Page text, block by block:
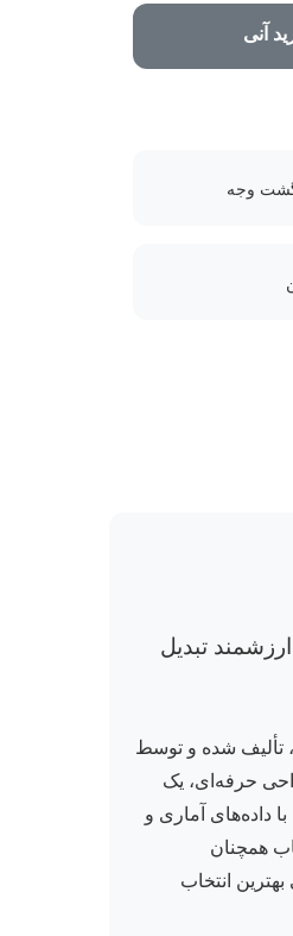
آنی
وجه
تبدیل
تألیف شده و توسط
منتشر شده و با جلد زرکوب و طراحی حرفه‌ای، یک
داده‌های آماری و
دانشگاهی تبدیل کرده است. با ویرایش 500 و تاریخ تجدید چاپ 1405، این کتاب همچنان
انتخاب